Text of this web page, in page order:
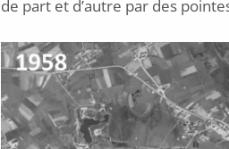
de part et d’autre par des